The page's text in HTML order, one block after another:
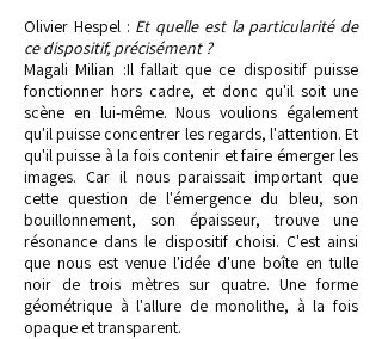
Olivier Hespel : Et quelle est la particularité de
ce dispositif, précisément ?
Magali Milian :Il fallait que ce dispositif puisse
fonctionner hors cadre, et donc qu'il soit une
scène en lui-même. Nous voulions également
qu'il puisse concentrer les regards, l'attention. Et
qu'il puisse à la fois contenir et faire émerger les
images. Car il nous paraissait important que
cette question de l'émergence du bleu, son
bouillonnement, son épaisseur, trouve une
résonance dans le dispositif choisi. C'est ainsi
que nous est venue l'idée d'une boîte en tulle
noir de trois mètres sur quatre. Une forme
géométrique à l'allure de monolithe, à la fois
opaque et transparent.